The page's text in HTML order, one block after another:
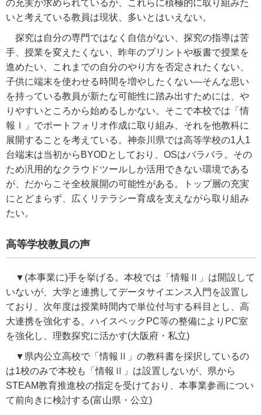
の充実が求められているが、これらに積極的に取り組みた
いと考えている教員は現状、多いとはいえない。
探究は自分の専門ではなく自信がない、探究の指導は苦
手、授業を変えたくない、昨年のプリントや板書で授業を
進めたい、これまでの自分のやり方を否定されたくない、
子供に端末を使わせる時間を増やしたくない―そんな思い
を持っている教員が新たな可能性に踏み出すためには、や
りやすいところから始めるしかない。そこで本校では「情
報Ⅰ」でポートフォリオ作成に取り組み、それを他教科に
展開することを考えている。神奈川県では高等学校の1 人 1
台端末は当初から BYODとしており、 OSはバラバラ。その
ため汎用的なクラウドツールしか活用できない環境である
が、だからこそ全校展開の可能性がある。トップ層の充実
にとどまらず、広くリテラシー育成を支えながら取り組み
たい。
高等学校教員の声
▼ (本事業に)手を挙げる。本校では「情報 Ⅱ
」は開設して
いないが、大学と連携してデータサイエンス入門を設置し
ており、次年度は授業時間内で単位付与する科目とし、高
大連携を強化する。ハイスペック PC等の整備により PC室
を強化し、理数探究に活かす(大阪府・私立)
▼県内公立高校で「情報Ⅱ」の教科書を採択しているの
は1校のみで本校も「情報 Ⅱ
」は設置しないが、県から
STEAM教育推進校の指定を受けており、本事業参画につい
て前向きに検討する(富山県・公立)